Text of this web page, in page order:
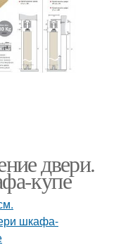
двери.
купе